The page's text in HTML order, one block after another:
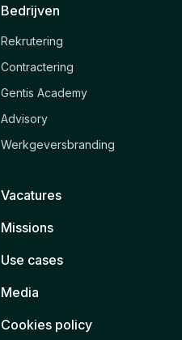
Bedrijven
Rekrutering
Contractering
Gentis Academy
Advisory
Werkgeversbranding
Vacatures
Missions
Use cases
Media
Cookies policy